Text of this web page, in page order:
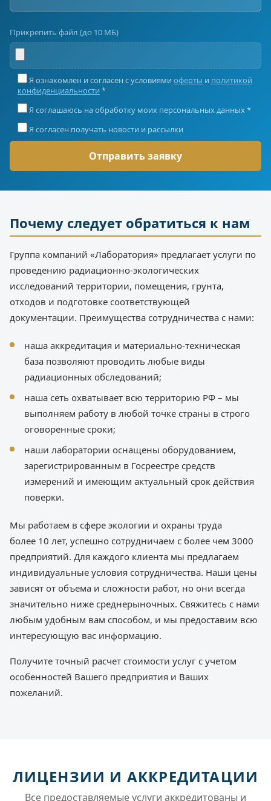
Прикрепить файл (до 10 МБ)
Я ознакомлен и согласен с условиями оферты и политикой
конфиденциальности *
Я соглашаюсь на обработку моих персональных данных *
Я согласен получать новости и рассылки
Почему следует обратиться к нам
Группа компаний «Лаборатория» предлагает услуги по
проведению радиационно-экологических
исследований территории, помещения, грунта,
отходов и подготовке соответствующей
документации. Преимущества сотрудничества с нами:
наша аккредитация и материально-техническая
база позволяют проводить любые виды
радиационных обследований;
наша сеть охватывает всю территорию РФ – мы
выполняем работу в любой точке страны в строго
оговоренные сроки;
наши лаборатории оснащены оборудованием,
зарегистрированным в Госреестре средств
измерений и имеющим актуальный срок действия
поверки.
Мы работаем в сфере экологии и охраны труда
более 10 лет, успешно сотрудничаем с более чем 3000
предприятий. Для каждого клиента мы предлагаем
индивидуальные условия сотрудничества. Наши цены
зависят от объема и сложности работ, но они всегда
значительно ниже среднерыночных. Свяжитесь с нами
любым удобным вам способом, и мы предоставим всю
интересующую вас информацию.
Получите точный расчет стоимости услуг с учетом
особенностей Вашего предприятия и Ваших
пожеланий.
ЛИЦЕНЗИИ И АККРЕДИТАЦИИ
Все предоставляемые услуги аккредитованы и